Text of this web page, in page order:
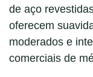
de aço
oferecem
moderados e
comerciais de